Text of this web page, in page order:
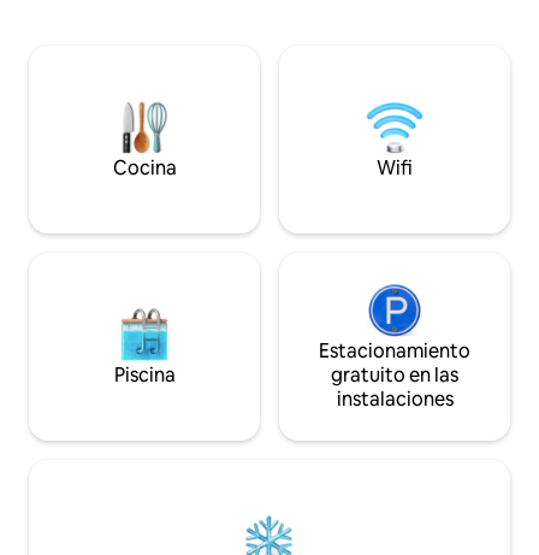
BAÑOS DE LUJO CON DUCHA
♥️RECARGA LOS VEHÍCULOS
ELÉCTRICOS ♥️WIFI, 2 TV INTELIGENTE
DE 280 METROS CUADRADOS!
Cocina Wifi
Piscina
Estacionamiento
gratuito en las
instalaciones